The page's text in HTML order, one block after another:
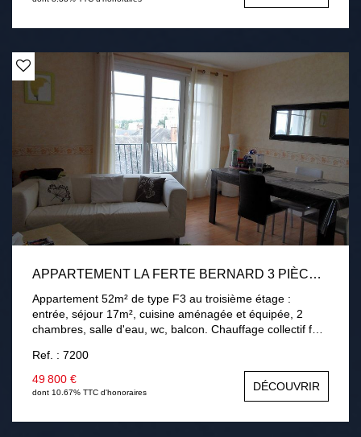
double vitrage. Chauffage électrique individuel. Ce bien
est vendu loué, montant du loyer mensuel : 506.91 € + 44
charge du locataire).
APPARTEMENT LA FERTE BERNARD 3 PIÈCE(S) 52.57 M2
Appartement 52m² de type F3 au troisième étage :
entrée, séjour 17m², cuisine aménagée et équipée, 2
chambres, salle d'eau, wc, balcon. Chauffage collectif fuel
euros +130 euros de charges Classe énergie : E
Ref. : 7200
49 800 €
dont 10.67% TTC d'honoraires DÉCOUVRIR